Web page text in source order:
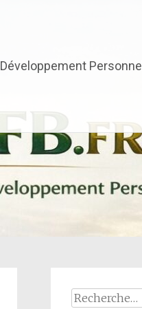
Développement Personnel
Rechercher :